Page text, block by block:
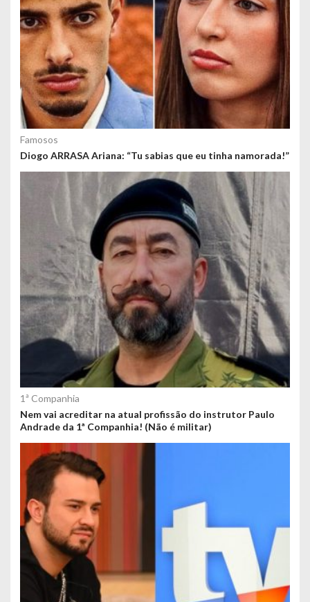
Famosos
Diogo ARRASA Ariana: “Tu sabias que eu tinha namorada!”
1ª Companhia
Nem vai acreditar na atual profissão do instrutor Paulo
Andrade da 1ª Companhia! (Não é militar)